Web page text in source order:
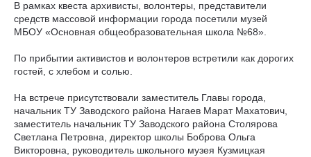
В рамках квеста архивисты, волонтеры, представители
средств массовой информации города посетили музей
МБОУ «Основная общеобразовательная школа №68».
По прибытии активистов и волонтеров встретили как дорогих
гостей, с хлебом и солью.
На встрече присутствовали заместитель Главы города,
начальник ТУ Заводского района Нагаев Марат Махатович,
заместитель начальник ТУ Заводского района Столярова
Светлана Петровна, директор школы Боброва Ольга
Викторовна, руководитель школьного музея Кузмицкая